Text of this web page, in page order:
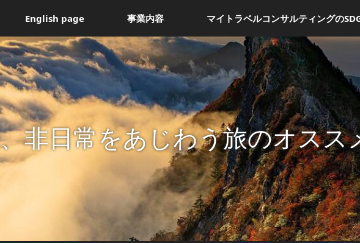
English page 事業内容 マイトラベルコンサルティングの
非日常をあじわう旅のオスス